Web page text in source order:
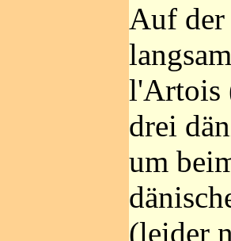
Auf der
l'Artois
drei
um
(leider